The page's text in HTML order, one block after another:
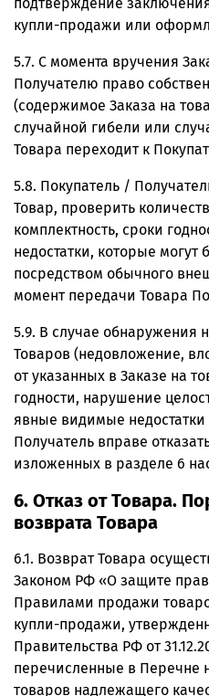
купли-продажи или
5.7. С момента вручения
Получателю право
(содержимое Заказа на
случайной гибели или
Товара переходит к
5.8. Покупатель /
Товар, проверить
комплектность, сроки
недостатки, которые могут
посредством обычного
момент передачи Товара
5.9. В случае обнаружения
Товаров (недовложение,
от указанных в Заказе на
годности, нарушение
явные видимые
Получатель вправе
изложенных в разделе 6
6. Отказ от Товара.
возврата Товара
6.1. Возврат Товара
Законом РФ «О защите
Правилами продажи
купли-продажи,
Правительства РФ от
перечисленные в Перечне
товаров надлежащего